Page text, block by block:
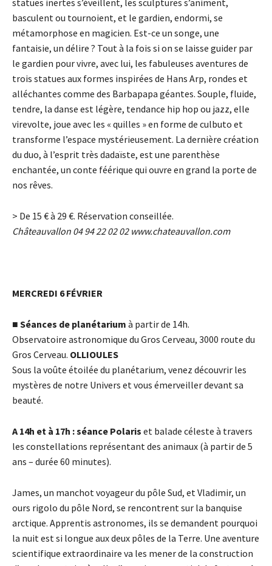
basculent ou tournoient, et le gardien, endormi, se
métamorphose en magicien. Est-ce un songe, une
fantaisie, un délire ? Tout à la fois si on se laisse guider par
le gardien pour vivre, avec lui, les fabuleuses aventures de
trois statues aux formes inspirées de Hans Arp, rondes et
alléchantes comme des Barbapapa géantes. Souple, fluide,
tendre, la danse est légère, tendance hip hop ou jazz, elle
virevolte, joue avec les « quilles » en forme de culbuto et
transforme l’espace mystérieusement. La dernière création
du duo, à l’esprit très dadaïste, est une parenthèse
enchantée, un conte féérique qui ouvre en grand la porte de
nos rêves.
> De 15 €à 29 €. Réservation conseillée.
Châteauvallon 04 94 22 02 02 www.chateauvallon.com
MERCREDI 6 FÉVRIER
■ Séances de planétarium à partir de 14h.
Observatoire astronomique du Gros Cerveau, 3000 route du
Gros Cerveau. OLLIOULES
Sous la voûte étoilée du planétarium, venez découvrir les
mystères de notre Univers et vous émerveiller devant sa
beauté.
A 14h et à 17h : séance Polaris et balade céleste à travers
les constellations représentant des animaux (à partir de 5
ans – durée 60 minutes).
James, un manchot voyageur du pôle Sud, et Vladimir, un
ours rigolo du pôle Nord, se rencontrent sur la banquise
arctique. Apprentis astronomes, ils se demandent pourquoi
la nuit est si longue aux deux pôles de la Terre. Une aventure
scientifique extraordinaire va les mener de la construction